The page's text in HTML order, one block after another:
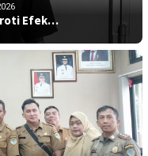
Efek…